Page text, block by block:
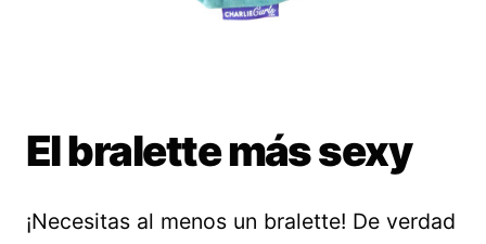
El bralette más sexy
¡Necesitas al menos un bralette! De verdad